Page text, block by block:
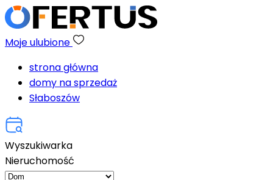
Moje ulubione
strona główna
domy na sprzedaż
Słaboszów
Wyszukiwarka
Nieruchomość